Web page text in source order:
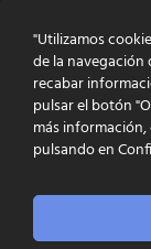
POLÍTICA DE
CONTACTE
"Utilizamos
de la navegación
recabar
pulsar el botón
más
pulsando en